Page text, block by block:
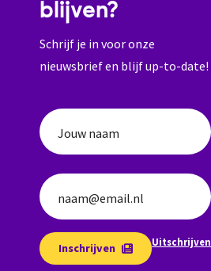
blijven?
Schrijf je in voor onze
nieuwsbrief en blijf up-to-date!
Jouw naam
naam@email.nl
Inschrijven Uitschrijven